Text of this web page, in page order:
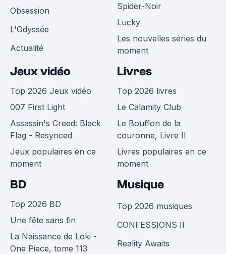
Obsession
L'Odyssée
Actualité
Spider-Noir
Lucky
Les nouvelles séries du
moment
Jeux vidéo
Top 2026 Jeux vidéo
007 First Light
Assassin's Creed: Black
Flag - Resynced
Jeux populaires en ce
moment
Livres
Top 2026 livres
Le Calamity Club
Le Bouffon de la
couronne, Livre II
Livres populaires en ce
moment
BD
Top 2026 BD
Une fête sans fin
La Naissance de Loki -
One Piece, tome 113
Musique
Top 2026 musiques
CONFESSIONS II
Reality Awaits